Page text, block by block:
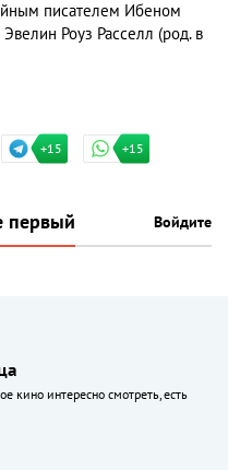
писателем Ибеном
Роуз Расселл (род. в
+15 +15
первый Войдите
кино интересно смотреть, есть